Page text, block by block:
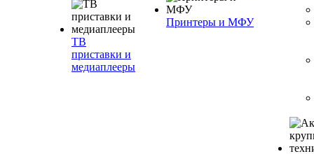
ТВ
приставки и
медиаплееры
Принтеры и МФУ